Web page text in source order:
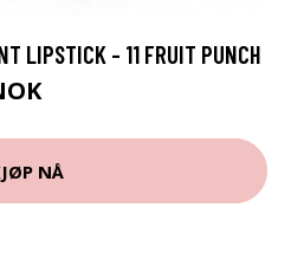
LIPSTICK - 11 FRUIT PUNCH
NÅ